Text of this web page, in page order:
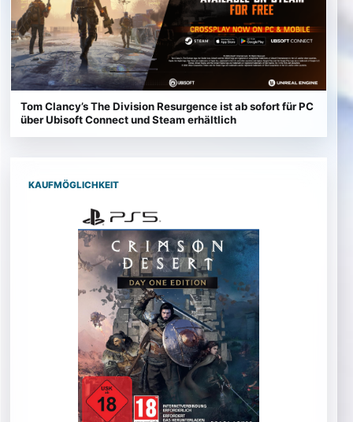
Tom Clancy’s The Division Resurgence ist ab sofort für PC
über Ubisoft Connect und Steam erhältlich
KAUFMÖGLICHKEIT